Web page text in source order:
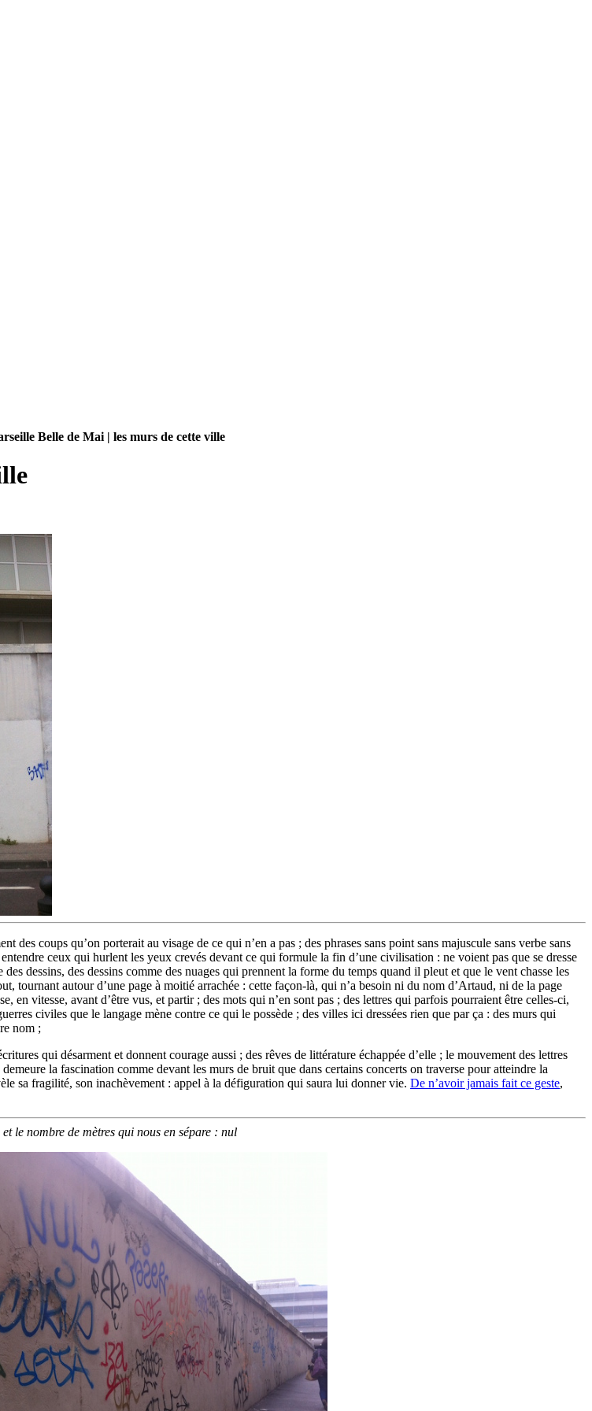
Belle de Mai | les murs de cette ville
coups qu’on porterait au visage de ce qui n’en a pas ; des phrases sans point sans majuscule sans verbe sans
ceux qui hurlent les yeux crevés devant ce qui formule la fin d’une civilisation : ne voient pas que se dresse
dessins, des dessins comme des nuages qui prennent la forme du temps quand il pleut et que le vent chasse les
tournant autour d’une page à moitié arrachée : cette façon-là, qui n’a besoin ni du nom d’Artaud, ni de la page
en vitesse, avant d’être vus, et partir ; des mots qui n’en sont pas ; des lettres qui parfois pourraient être celles-ci,
civiles que le langage mène contre ce qui le possède ; des villes ici dressées rien que par ça : des murs qui
nom ;
qui désarment et donnent courage aussi ; des rêves de littérature échappée d’elle ; le mouvement des lettres
la fascination comme devant les murs de bruit que dans certains concerts on traverse pour atteindre la
sa fragilité, son inachèvement : appel à la défiguration qui saura lui donner vie. De n’avoir jamais fait ce geste,
le nombre de mètres qui nous en sépare : nul